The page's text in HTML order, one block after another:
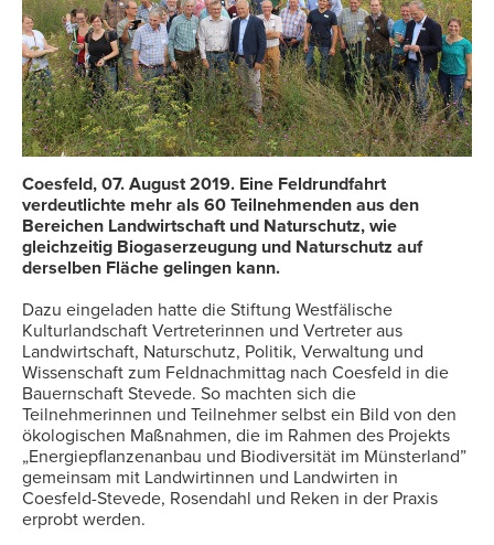
Coesfeld, 07. August 2019. Eine Feldrundfahrt
verdeutlichte mehr als 60 Teilnehmenden aus den
Bereichen Landwirtschaft und Naturschutz, wie
gleichzeitig Biogaserzeugung und Naturschutz auf
derselben Fläche gelingen kann.
Dazu eingeladen hatte die Stiftung Westfälische
Kulturlandschaft Vertreterinnen und Vertreter aus
Landwirtschaft, Naturschutz, Politik, Verwaltung und
Wissenschaft zum Feldnachmittag nach Coesfeld in die
Bauernschaft Stevede. So machten sich die
Teilnehmerinnen und Teilnehmer selbst ein Bild von den
ökologischen Maßnahmen, die im Rahmen des Projekts
„Energiepflanzenanbau und Biodiversität im Münsterland”
gemeinsam mit Landwirtinnen und Landwirten in
Coesfeld-Stevede, Rosendahl und Reken in der Praxis
erprobt werden.